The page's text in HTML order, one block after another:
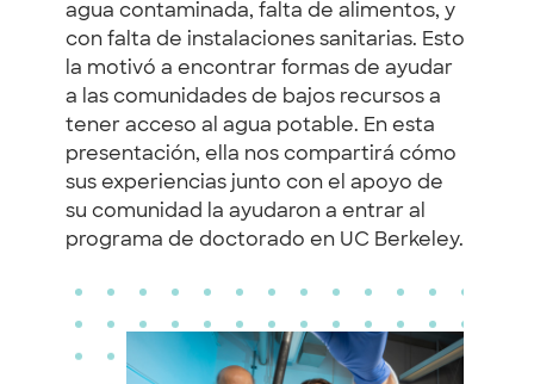
agua contaminada, falta de alimentos, y
con falta de instalaciones sanitarias. Esto
la motivó a encontrar formas de ayudar
a las comunidades de bajos recursos a
tener acceso al agua potable. En esta
presentación, ella nos compartirá cómo
sus experiencias junto con el apoyo de
su comunidad la ayudaron a entrar al
programa de doctorado en UC Berkeley.